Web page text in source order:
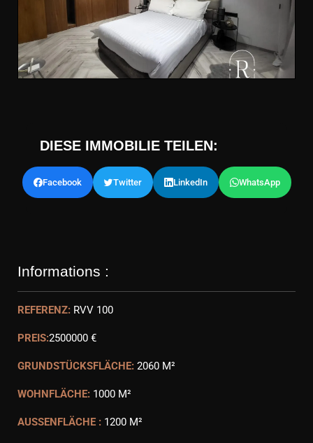
DIESE IMMOBILIE TEILEN:
Facebook Twitter LinkedIn WhatsApp
Informations :
REFERENZ: RVV 100
PREIS:2500000 €
GRUNDSTÜCKSFLÄCHE: 2060 M²
WOHNFLÄCHE: 1000 M²
AUSSENFLÄCHE : 1200 M²